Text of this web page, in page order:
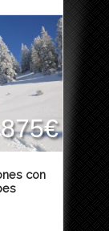
875€
con